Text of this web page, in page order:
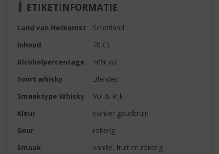
ETIKETINFORMATIE
Land van Herkomst
Schotland
Inhoud
70 CL
Alcoholpercentage
40% vol
Soort whisky
Blended
Smaaktype Whisky
Vol & Rijk
Kleur
donker goudbruin
Geur
rokerig
Smaak
vanille, fruit en rokerig